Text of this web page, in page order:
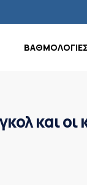
ΒΑΘΜΟΛΟΓΙΕΣ
και οι